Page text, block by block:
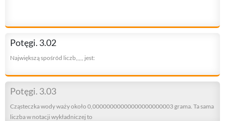
Potęgi. 3.02
Największą spośród liczb,,,,, jest:
Potęgi. 3.03
Cząsteczka wody waży około 0,00000000000000000000003 grama. Ta sama
liczba w notacji wykładniczej to